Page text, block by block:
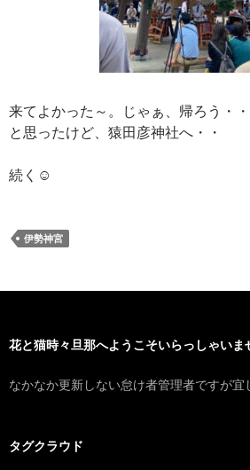
来てよかった～。じゃぁ、帰ろう・・
と思ったけど、猿田彦神社へ・・
続く☺
伊勢神宮
花と猫時々旦那へようこそいらっしゃいま
なかなか更新しない怠け者管理者ですが宜
タグクラウド